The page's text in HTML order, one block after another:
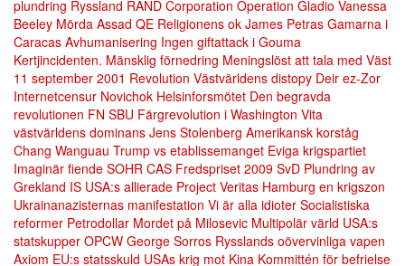
plundring Ryssland RAND Corporation Operation Gladio Vanessa
Beeley Mörda Assad QE Religionens ok James Petras Gamarna i
Caracas Avhumanisering Ingen giftattack i Gouma
Kertjincidenten. Mänsklig förnedring Meningslöst att tala med Väst
11 september 2001 Revolution Västvärldens distopy Deir ez-Zor
Internetcensur Novichok Helsinforsmötet Den begravda
revolutionen FN SBU Färgrevolution i Washington Vita
västvärldens dominans Jens Stolenberg Amerikansk korståg
Chang Wanguau Trump vs etablissemanget Eviga krigspartiet
Imaginär fiende SOHR CAS Fredspriset 2009 SvD Plundring av
Grekland IS USA:s allierade Project Veritas Hamburg en krigszon
Ukrainanazisternas manifestation Vi är alla idioter Socialistiska
reformer Petrodollar Mordet på Milosevic Multipolär värld USA:s
statskupper OPCW George Sorros Rysslands oövervinliga vapen
Axiom EU:s statsskuld USAs krig mot Kina Kommittén för befrielse